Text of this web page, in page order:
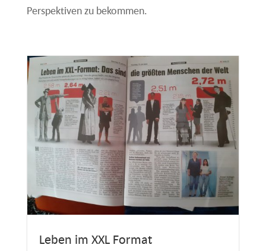
Perspektiven zu bekommen.
Leben im XXL Format